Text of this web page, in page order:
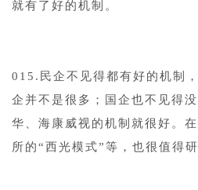
就有了好的机制。
015.民企不见得都有好的机制
企并不是很多；国企也不见得
华、海康威视的机制就很好。
所的“西光模式”等，也很值得